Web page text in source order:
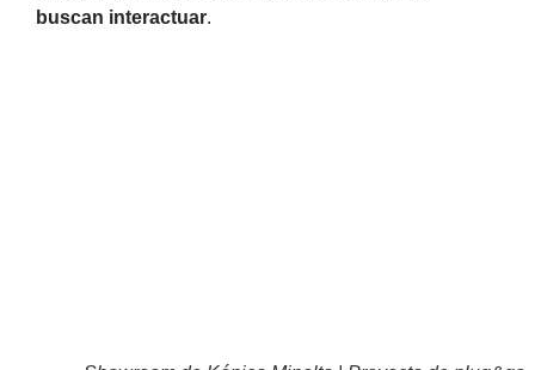
buscan interactuar.